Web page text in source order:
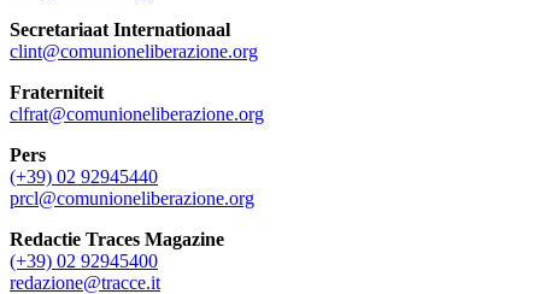
Secretariaat Internationaal
clint@comunioneliberazione.org
Fraterniteit
clfrat@comunioneliberazione.org
Pers
(+39) 02 92945440
prcl@comunioneliberazione.org
Redactie Traces Magazine
(+39) 02 92945400
redazione@tracce.it